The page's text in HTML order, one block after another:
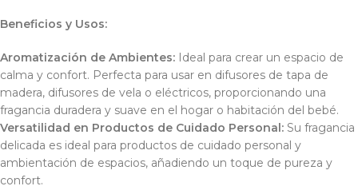
Beneficios y Usos:
Aromatización de Ambientes: Ideal para crear un espacio de
calma y confort. Perfecta para usar en difusores de tapa de
madera, difusores de vela o eléctricos, proporcionando una
fragancia duradera y suave en el hogar o habitación del bebé.
Versatilidad en Productos de Cuidado Personal: Su fragancia
delicada es ideal para productos de cuidado personal y
ambientación de espacios, añadiendo un toque de pureza y
confort.